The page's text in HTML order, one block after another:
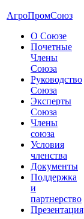
АгроПромСоюз
О Союзе
Почетные
Члены
Союза
Руководство
Союза
Эксперты
Союза
Члены
союза
Условия
членства
Документы
Поддержка
и
партнерство
Презентация